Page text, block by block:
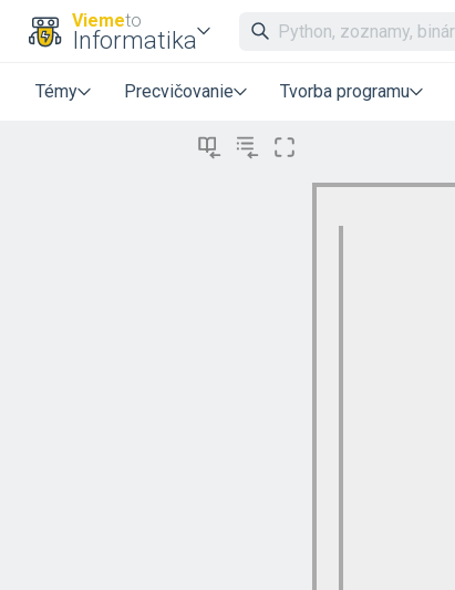
Viemeto
Informatika
Témy Precvičovanie Tvorba programu